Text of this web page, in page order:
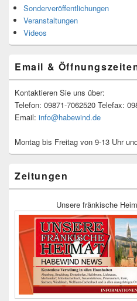
Sonderveröffentlichungen
Veranstaltungen
Videos
Email &
Kontaktieren Sie uns über:
Telefon: 09871-7062520 Telefax:
Email: info@habewind.de
Montag bis Freitag von 9-13 Uhr
Zeitungen
Unsere fränkische